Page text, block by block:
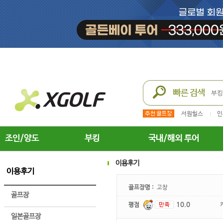
서원힐스
조인/양도 부킹 국내/해외 투어
이용후기
골프장
일본골프장
이용후기
골프장명 : 고창
평점 10.0